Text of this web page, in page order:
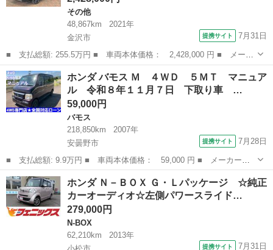
その他
48,867km
2021年
金沢市
提携サイト 7月31日
■ 支払総額: 255.5万円 ■ 車両本体価格： 2,428,000 円 ■ メーカ
ー名： ホンダ ■ 車種名： ヴェゼル ■ グレード名： ｅ：ＨＥ
ＶＺ Ｈ ＳＥＮＳＩＮＧ 最長５年保証 ワンオ－ナ－ 純正ナ
ビ ＴＶ ...
石川 金沢市 その他
ホンダ バモス Ｍ ４ＷＤ ５ＭＴ マニュア
ル 令和８年１１月７日 下取り車 …
59,000円
バモス
218,850km
2007年
安曇野市
提携サイト 7月28日
■ 支払総額: 9.9万円 ■ 車両本体価格： 59,000 円 ■ メーカー
名： ホンダ ■ 車種名： バモス ■ グレード名： Ｍ ４ＷＤ
５ＭＴ マニュアル 令和８年１１月７日 下取り車 ローン クレ
ジット ■ 排気...
長野 安曇野市 バモス
ホンダ Ｎ－ＢＯＸ Ｇ・Ｌパッケージ ☆純正
カーオーディオ☆左側パワースライド…
279,000円
N-BOX
62,210km
2013年
提携サイト 7月31日